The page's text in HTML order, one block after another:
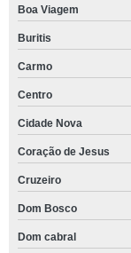
Boa Viagem
Buritis
Carmo
Centro
Cidade Nova
Coração de Jesus
Cruzeiro
Dom Bosco
Dom cabral